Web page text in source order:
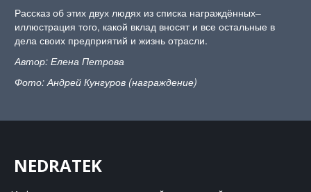
Рассказ об этих двух людях из списка награждённых–
иллюстрация того, какой вклад вносят и все остальные в
дела своих предприятий и жизнь отрасли.
Автор: Елена Петрова
Фото: Андрей Кунгуров (награждение)
NEDRATEK